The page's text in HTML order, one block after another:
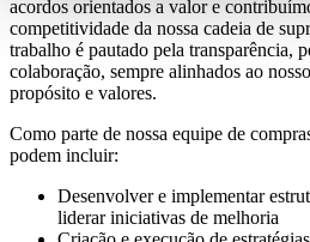
acordos orientados a valor e
competitividade da nossa cadeia de
trabalho é pautado pela transparência,
colaboração, sempre alinhados ao
propósito e valores.
Como parte de nossa equipe de
podem incluir:
Desenvolver e implementar
liderar iniciativas de melhoria